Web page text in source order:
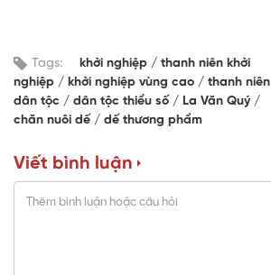
Tags: khởi nghiệp
thanh niên khởi
nghiệp
khởi nghiệp vùng cao
thanh niên
dân tộc
dân tộc thiểu số
La Văn Quý
chăn nuôi dế
dế thương phẩm
Viết bình luận